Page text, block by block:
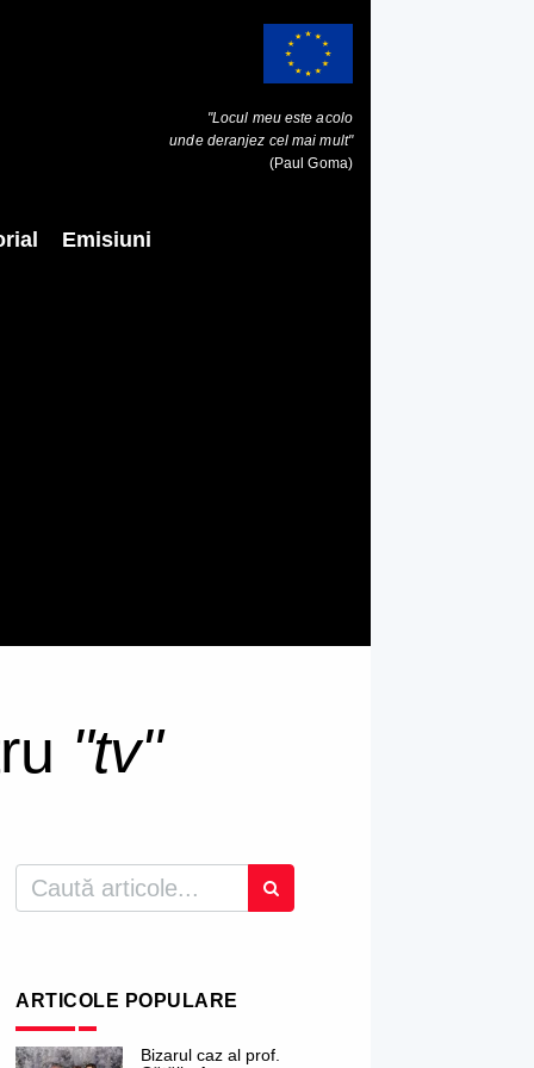
"Locul meu este acolo
unde deranjez cel mai mult"
(Paul Goma)
Emisiuni
"tv"
ARTICOLE POPULARE
Bizarul caz al prof.